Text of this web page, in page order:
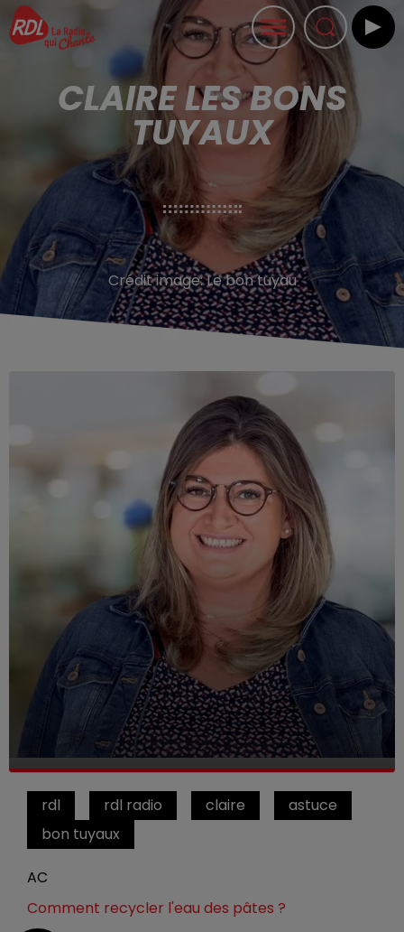
CLAIRE LES BONS
TUYAUX
Crédit image:Le bon tuyau
rdl rdl radio claire
astuce
bon tuyaux
AC
Comment recycler l'eau des pâtes ?